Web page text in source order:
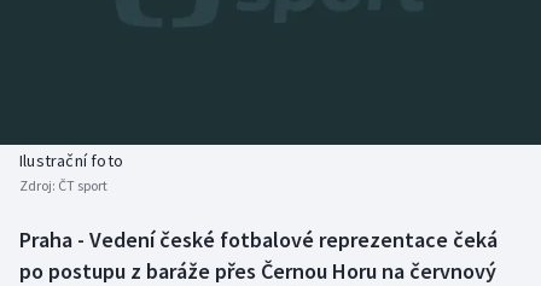
Biatlon
Box
Aplikace ČT sport
Ilustrační foto
Zdroj: ČT sport
Praha - Vedení české fotbalové reprezentace čeká
po postupu z baráže přes Černou Horu na červnový